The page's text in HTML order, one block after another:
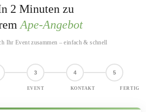
2 Minuten zu
Ape-Angebot
Ihr Event zusammen – einfach & schnell
3 4 5
EVENT KONTAKT FERTIG